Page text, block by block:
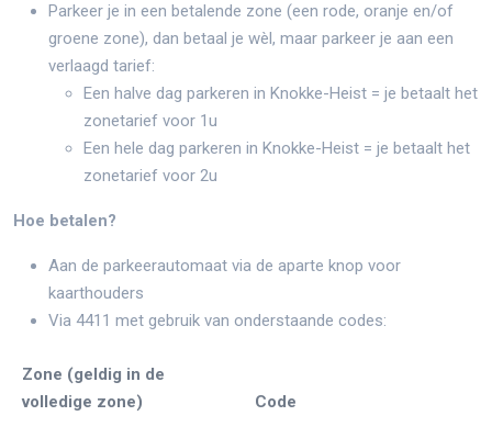
Parkeer je in een betalende zone (een rode, oranje en/of
groene zone), dan betaal je wèl, maar parkeer je aan een
verlaagd tarief:
Een halve dag parkeren in Knokke-Heist = je betaalt het
zonetarief voor 1u
Een hele dag parkeren in Knokke-Heist = je betaalt het
zonetarief voor 2u
Hoe betalen?
Aan de parkeerautomaat via de aparte knop voor
kaarthouders
Via 4411 met gebruik van onderstaande codes:
Zone (geldig in de
volledige zone)
Code